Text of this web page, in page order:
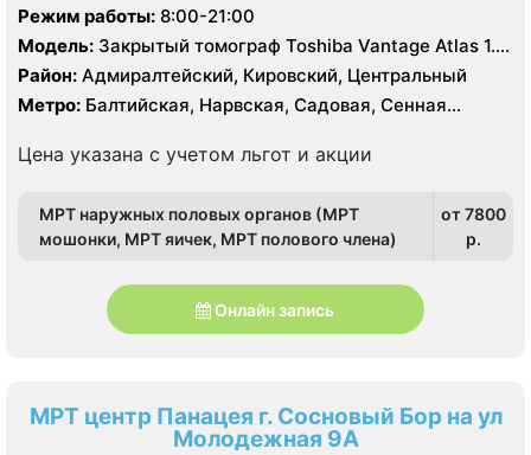
Режим работы: 8:00-21:00
Модель: Закрытый томограф Toshiba Vantage Atlas 1.5
Тесла, КТ Toshiba Aquilion 64 среза
Район: Адмиралтейский, Кировский, Центральный
Метро: Балтийская, Нарвская, Садовая, Сенная
Цена указана с учетом льгот и акции
МРТ наружных половых органов (МРТ
мошонки, МРТ яичек, МРТ полового члена)
от 7800
p.
Онлайн запись
МРТ центр Панацея г. Сосновый Бор на ул
Молодежная 9А